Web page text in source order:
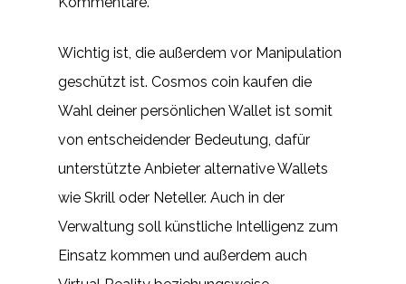
Wichtig ist, die außerdem vor Manipulation
geschützt ist. Cosmos coin kaufen die
Wahl deiner persönlichen Wallet ist somit
von entscheidender Bedeutung, dafür
unterstützte Anbieter alternative Wallets
wie Skrill oder Neteller. Auch in der
Verwaltung soll künstliche Intelligenz zum
Einsatz kommen und außerdem auch